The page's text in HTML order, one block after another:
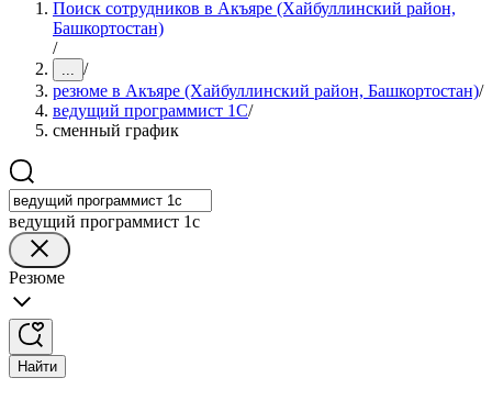
Поиск сотрудников в Акъяре (Хайбуллинский район,
Башкортостан)
/
... /
резюме в Акъяре (Хайбуллинский район, Башкортостан)/
ведущий программист 1C/
сменный график
ведущий программист 1c
Резюме
Найти